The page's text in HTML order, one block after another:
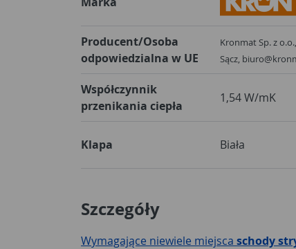
Producent/Osoba
odpowiedzialna w UE
Kronmat Sp. z
Sącz,
Współczynnik
przenikania ciepła
1,54 W/mK
Klapa Biała
Szczegóły
Wymagające niewiele miejsca schody